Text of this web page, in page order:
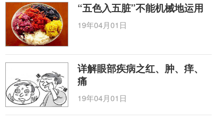
“五色入五脏”不能机械地运用
19年04月01日
详解眼部疾病之红、肿、痒、
痛
19年04月01日